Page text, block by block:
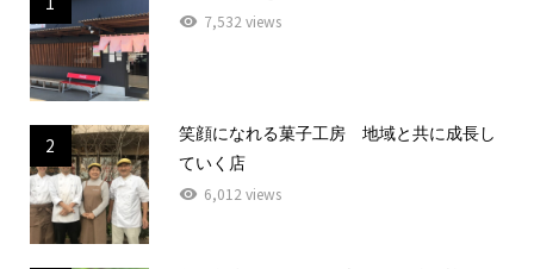
7,532 views
2
笑顔になれる菓子工房 地域と共に成長し
ていく店
6,012 views